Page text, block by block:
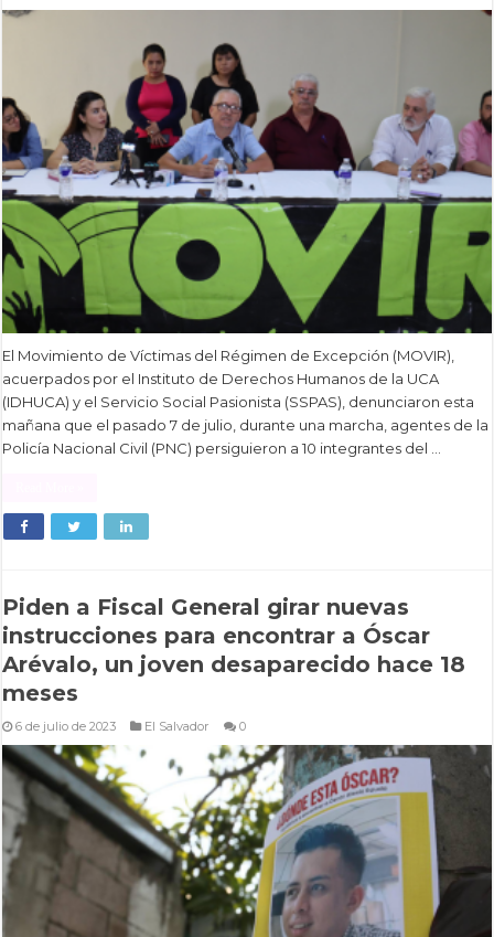
El Movimiento de Víctimas del Régimen de Excepción (MOVIR),
acuerpados por el Instituto de Derechos Humanos de la UCA
(IDHUCA) y el Servicio Social Pasionista (SSPAS), denunciaron esta
mañana que el pasado 7 de julio, durante una marcha, agentes de la
Policía Nacional Civil (PNC) persiguieron a 10 integrantes del …
Piden a Fiscal General girar nuevas
instrucciones para encontrar a Óscar
Arévalo, un joven desaparecido hace 18
meses
6 de julio de 2023 El Salvador 0